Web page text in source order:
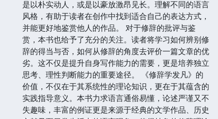
是以朴实动人，或是以豪放激昂见长。理解不同的语言
风格，有助于读者在创作中找到适合自己的表达方式，
并能更好地鉴赏他人的作品。 对于修辞的批评与鉴
赏，本书也给予了充分的关注。读者将学习如何辨别修
辞的得当与否，如何从修辞的角度去评价一篇文章的优
劣。这不仅是提升自身写作能力的需要，更是培养独立
思考、理性判断能力的重要途径。 《修辞学发凡》的
价值，不仅在于其系统性的理论知识，更在于其蕴含的
实践指导意义。本书力求语言通俗易懂，论述严谨又不
失趣味，丰富的例证更是来源于经典的文学作品、历史